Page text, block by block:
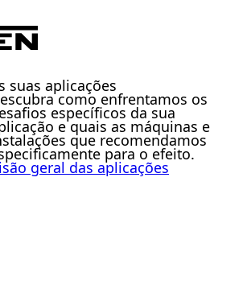
suas aplicações
como enfrentamos os
específicos da sua
e quais as máquinas e
que recomendamos
para o efeito.
geral das aplicações